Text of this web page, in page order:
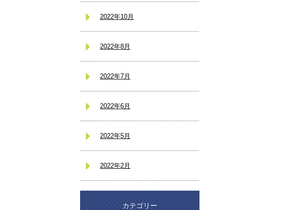
2022年10月
2022年8月
2022年7月
2022年6月
2022年5月
2022年2月
カテゴリー